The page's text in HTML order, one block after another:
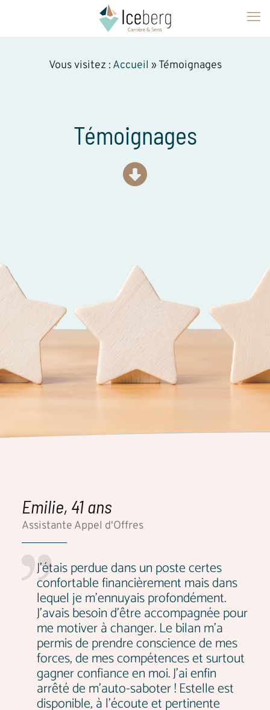
Vous visitez : Accueil » Témoignages
Témoignages
Emilie, 41 ans
Assistante Appel d'Offres
J’étais perdue dans un poste certes
confortable financièrement mais dans
lequel je m’ennuyais profondément.
J’avais besoin d’être accompagnée pour
me motiver à changer. Le bilan m’a
permis de prendre conscience de mes
forces, de mes compétences et surtout
gagner confiance en moi. J’ai enfin
arrêté de m’auto-saboter ! Estelle est
disponible, à l’écoute et pertinente